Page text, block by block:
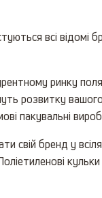
всі
ринку
розвитку
пакувальні
свій бренд у